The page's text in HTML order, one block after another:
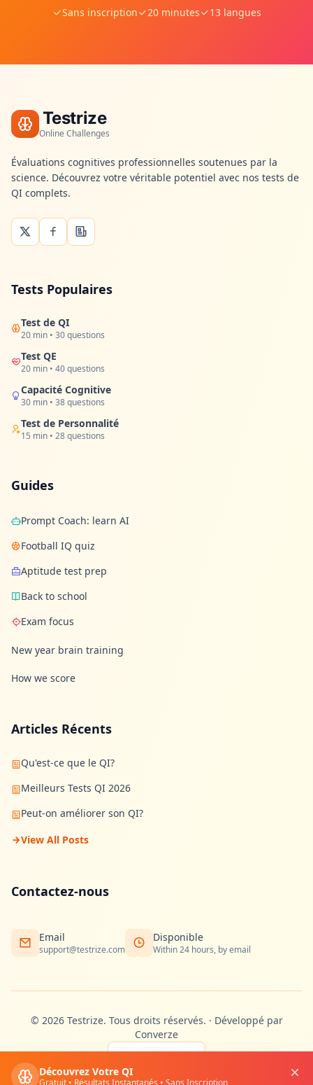
Sans inscription 20 minutes 13 langues
Testrize
Online Challenges
Évaluations cognitives professionnelles soutenues par la
science. Découvrez votre véritable potentiel avec nos tests de
QI complets.
Tests Populaires
Test de QI
20 min • 30 questions
Test QE
20 min • 40 questions
Capacité Cognitive
30 min • 38 questions
Test de Personnalité
15 min • 28 questions
Guides
Prompt Coach: learn AI
Football IQ quiz
Aptitude test prep
Back to school
Exam focus
New year brain training
How we score
Articles Récents
Qu'est-ce que le QI?
Meilleurs Tests QI 2026
Peut-on améliorer son QI?
View All Posts
Contactez-nous
Email
support@testrize.com
Disponible
Within 24 hours, by email
© 2026Testrize. Tous droits réservés. · Développé par
Converze
Découvrez Votre QI
Gratuit • Résultats Instantanés • Sans Inscription